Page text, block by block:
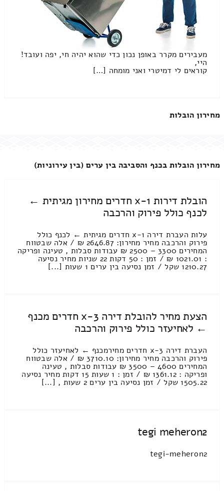
מעבירים מקרר באופן נכון כדי שהוא יהיה חי, יפה ועובד!
היי,
קוראים לי דמיטרי ואני מומחה […]
מחירון הובלות
מחירון הובלות בכנף והסביבה בין ערים (בין עירוניות)
הובלת דירות 1-x חדרים מחירון מגיתית ←
לכנף כולל פירוק והרכבה
עלות העברת דירה 1-x חדרים מגיתית ← לכנף כולל
פירוק והרכבה מחיר מחירון: 2646.87 ₪ / אלה שבטווח
המחירים 3300 – 2500 ₪ עבודות סבלות , טעינה ופריקה
: 1021.01 ₪ / זמן : 50 דקות 22 שניות מחיר נסיעה
1210.27 שקל / זמן נסיעה בין ערים 1 שעות [...]
הצעת מחיר להובלת דירה 3-x חדרים מכנף
← לאחיעזר כולל פירוק והרכבה
העברת דירה 3-x חדרים מחירמכנף ← לאחיעזר כולל
פירוק והרכבה מחיר מחירון: 3710.10 ₪ / אלה שבטווח
המחירים 4600 – 3500 ₪ עבודות סבלות , טעינה
ופריקה : 1361.12 ₪ / זמן : 1 שעות 15 דקות מחיר נסיעה
1505.22 שקל / זמן נסיעה בין ערים 2 שעות , [...]
tegi meheron2
tegi-meheron2